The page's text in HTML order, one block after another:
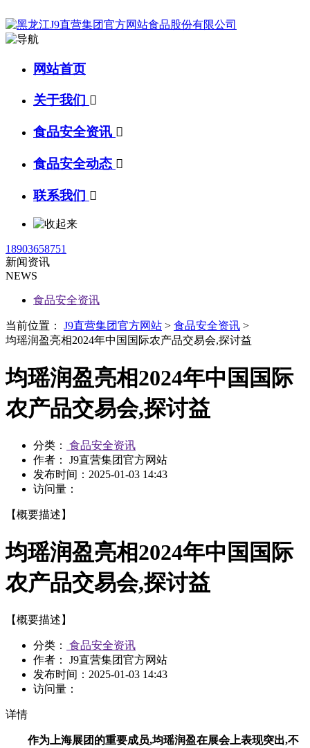
网站首页
关于我们 
食品安全资讯 
食品安全动态 
联系我们 
18903658751
新闻资讯
NEWS
食品安全资讯
当前位置： J9直营集团官方网站 > 食品安全资讯 >
均瑶润盈亮相2024年中国国际农产品交易会,探讨益
均瑶润盈亮相2024年中国国际
农产品交易会,探讨益
分类：
食品安全资讯
作者： J9直营集团官方网站
发布时间： 2025-01-03 14:43
访问量：
【概要描述】
均瑶润盈亮相2024年中国国际
农产品交易会,探讨益
【概要描述】
分类：
食品安全资讯
作者： J9直营集团官方网站
发布时间： 2025-01-03 14:43
访问量：
详情
作为上海展团的重要成员,均瑶润盈在展会上表现突出,不